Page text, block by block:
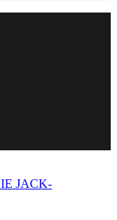
JACK-